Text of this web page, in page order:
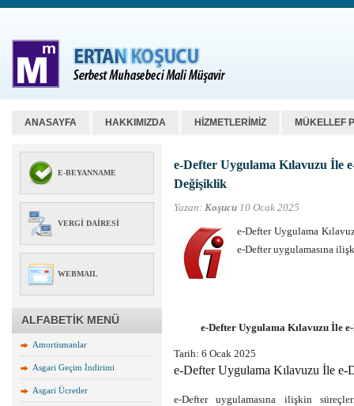
ANASAYFA HAKKIMIZDA HİZMETLERİMİZ MÜKELLEF
E-BEYANNAME
VERGI DAIRESI
WEBMAIL
ALFABETİK MENÜ
Amortismanlar
Asgari Geçim İndirimi
Asgari Ücretler
e-Defter Uygulama Kılavuzu İle
Değişiklik
Yazan: Koşucu 10 Ocak 2025
e-Defter Uygulama
e-Defter uygulamasına
e-Defter Uygulama Kılavuzu İle
Tarih: 6 Ocak 2025
e-Defter Uygulama Kılavuzu İle e-
e-Defter uygulamasına ilişkin